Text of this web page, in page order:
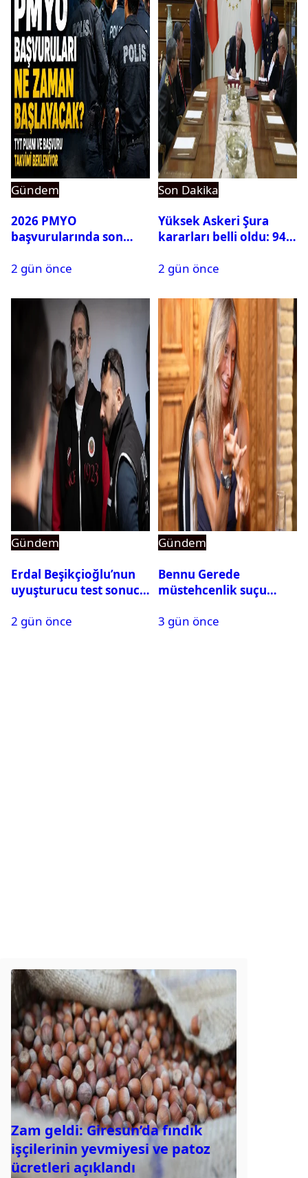
Gündem
2026 PMYO
başvurularında son
2 gün önce
Son Dakika
Yüksek Askeri Şura
kararları belli oldu: 94
2 gün önce
Gündem
Erdal Beşikçioğlu’nun
uyuşturucu test sonucu
2 gün önce
Gündem
Bennu Gerede
müstehcenlik suçu
alındı
3 gün önce
Zam geldi: Giresun’da fındık
işçilerinin yevmiyesi ve patoz
ücretleri açıklandı